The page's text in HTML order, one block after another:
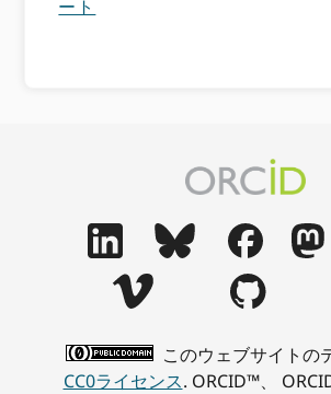
ート
このウェブサイトの
CC0ライセンス. ORCID™、